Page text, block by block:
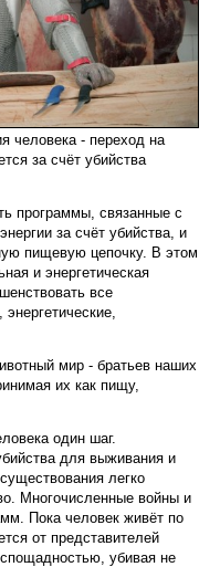
человека - переход на
за счёт убийства
программы, связанные с
за счёт убийства, и
пищевую цепочку. В этом
и энергетическая
все
мир - братьев наших
их как пищу,
один шаг.
для выживания и
легко
Многочисленные войны и
Пока человек живёт по
от представителей
убивая не